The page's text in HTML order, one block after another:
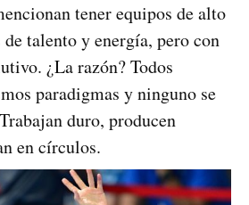
tener equipos de alto
talento y energía, pero con
¿La razón? Todos
paradigmas y ninguno se
duro, producen
en círculos.